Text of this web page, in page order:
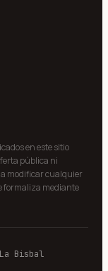
en este sitio
pública ni
a modificar cualquier
formaliza mediante
Bisbal